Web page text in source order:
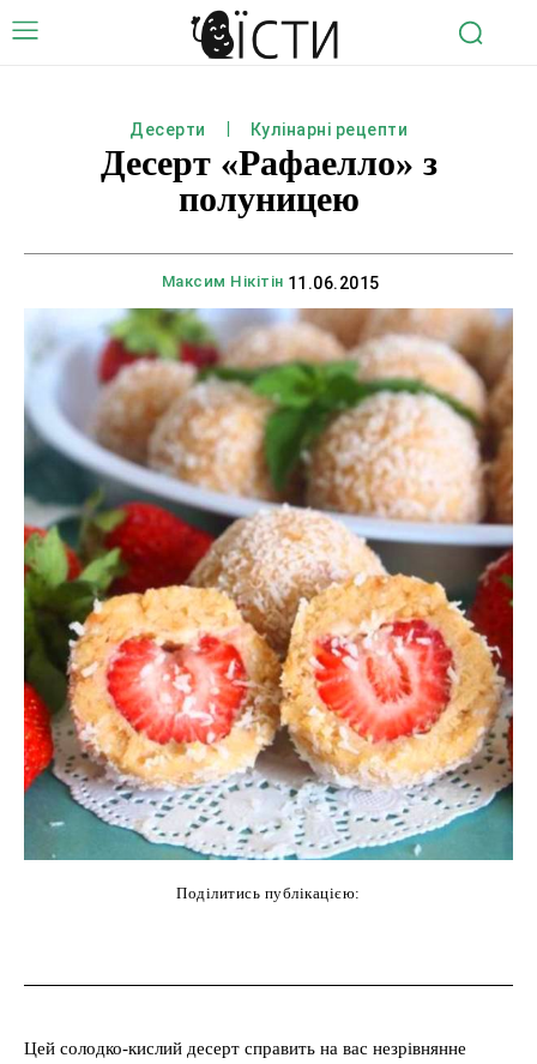
Десерти Кулінарні рецепти
Десерт «Рафаелло» з
полуницею
Максим Нікітін 11.06.2015
Поділитись публікацією:
Цей солодко-кислий десерт справить на вас незрівнянне